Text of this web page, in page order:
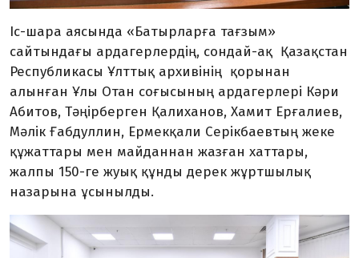
Іс-шара аясында «Батырларға тағзым»
сайтындағы ардагерлердің, сондай-ақ Қазақстан
Республикасы Ұлттық архивінің қорынан
алынған Ұлы Отан соғысының ардагерлері Кәри
Абитов, Тәңірберген Қалиханов, Хамит Ерғалиев,
Мәлік Ғабдуллин, Ермекқали Серікбаевтың жеке
құжаттары мен майданнан жазған хаттары,
жалпы 150-ге жуық құнды дерек жұртшылық
назарына ұсынылды.